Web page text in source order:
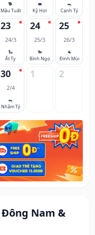
Đông Nam &
🐕
Mậu Tuất
🐖
Kỷ Hợi
🐀
Canh Tý
23
24/3
🐍
Ất Tỵ
24
25/3
🐎
Bính Ngọ
25
26/3
🐐
Đinh Mùi
30
2/4
🐀
Nhâm Tý
1 2